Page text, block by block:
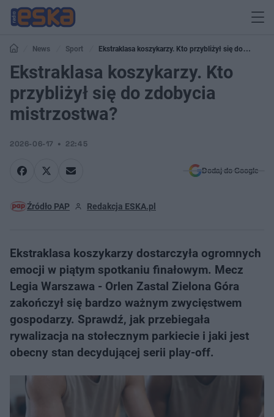
News Sport
Ekstraklasa koszykarzy. Kto przybliżył się do
zdobycia mistrzostwa?
Ekstraklasa koszykarzy. Kto
przybliżył się do zdobycia
mistrzostwa?
2026-06-17 22:45
Dodaj do Google
Źródło PAP Redakcja ESKA.pl
Ekstraklasa koszykarzy dostarczyła ogromnych
emocji w piątym spotkaniu finałowym. Mecz
Legia Warszawa - Orlen Zastal Zielona Góra
zakończył się bardzo ważnym zwycięstwem
gospodarzy. Sprawdź, jak przebiegała
rywalizacja na stołecznym parkiecie i jaki jest
obecny stan decydującej serii play-off.